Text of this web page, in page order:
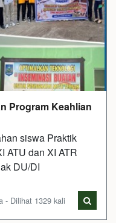
Program Keahlian
siswa Praktik
ATU dan XI ATR
DU/DI
- Dilihat 1329 kali